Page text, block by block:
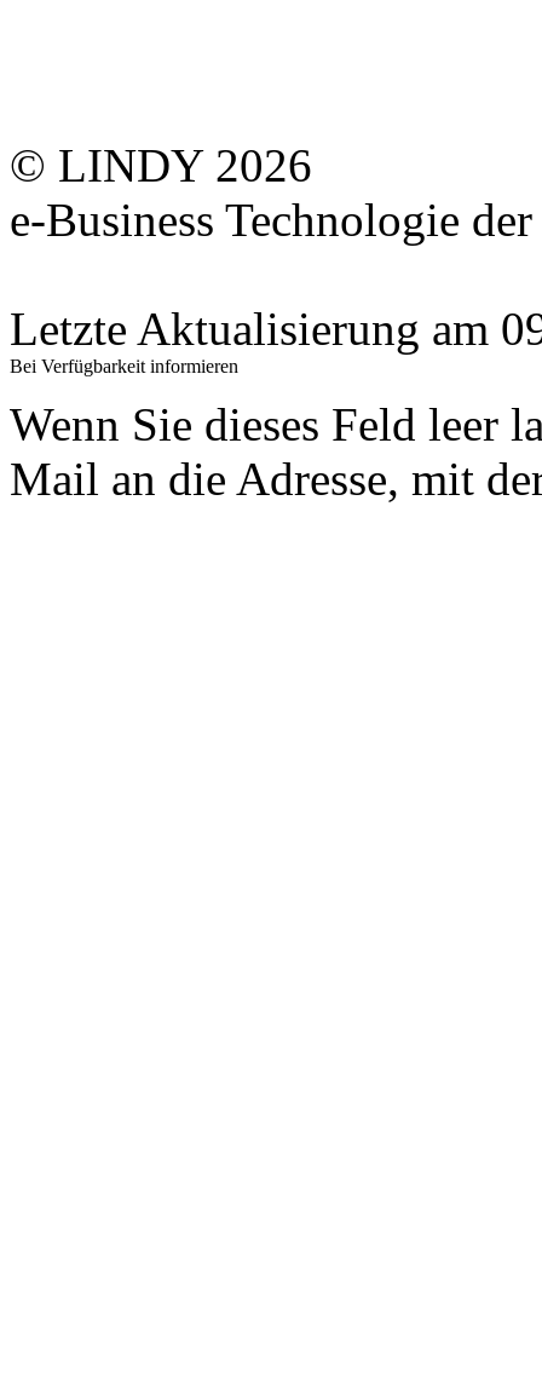
© LINDY 2026
e-Business Technologie
Letzte Aktualisierung am
Bei Verfügbarkeit informieren
Wenn Sie dieses Feld leer
Mail an die Adresse, mit